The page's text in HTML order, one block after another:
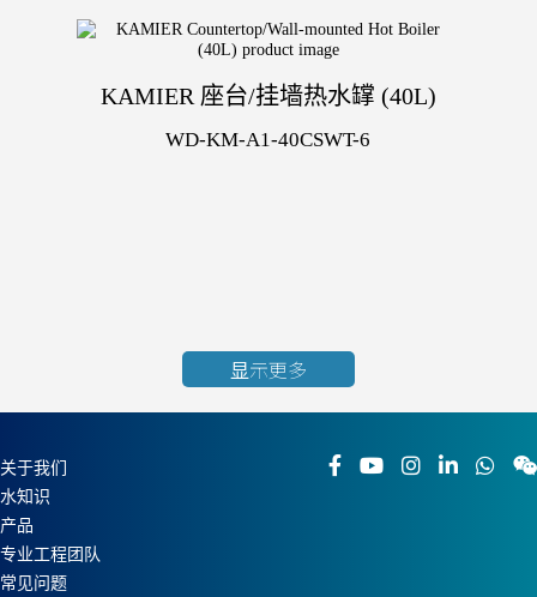
KAMIER 座台/挂墙热水罉 (40L)
WD-KM-A1-40CSWT-6
显示更多
关于我们
水知识
产品
专业工程团队
常见问题